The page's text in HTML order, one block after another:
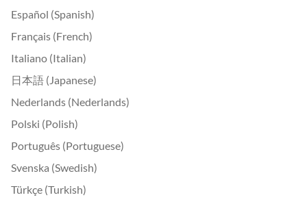
Español (Spanish)
Français (French)
Italiano (Italian)
日本語 (Japanese)
Nederlands (Nederlands)
Polski (Polish)
Português (Portuguese)
Svenska (Swedish)
Türkçe (Turkish)